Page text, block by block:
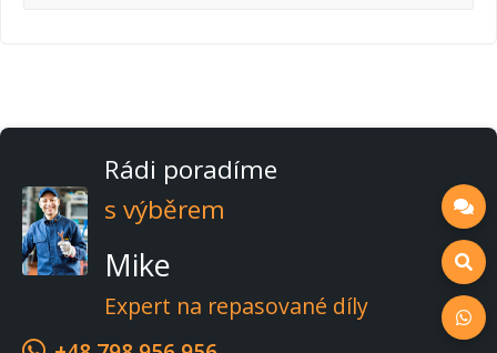
Rádi poradíme
s výběrem
Mike
Expert na repasované díly